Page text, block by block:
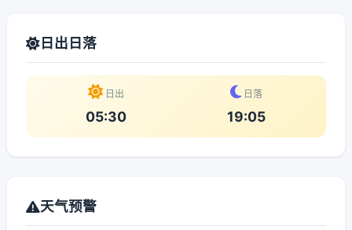
日出日落
日出
05:30
日落
19:05
天气预警